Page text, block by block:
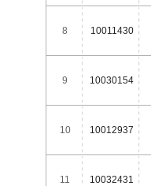
8 10011430
9 10030154
10 10012937
11 10032431